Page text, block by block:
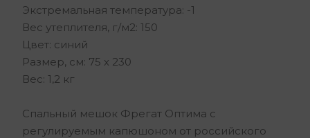
Экстремальная температура: -1
Вес утеплителя, г/м2: 150
Цвет: синий
Размер, см: 75 х 230
Вес: 1,2 кг
Спальный мешок Фрегат Оптима с
регулируемым капюшоном от российского